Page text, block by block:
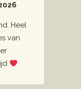
Heel
van